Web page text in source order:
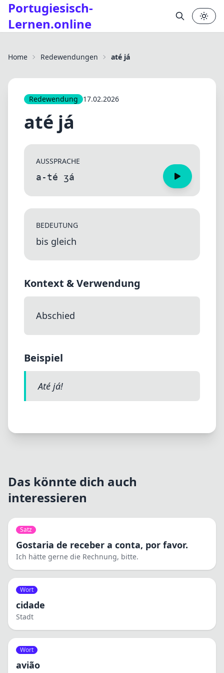
Portugiesisch-
Lernen.online
Home Redewendungen até já
Redewendung 17.02.2026
até já
AUSSPRACHE
a-té ʒá
BEDEUTUNG
bis gleich
Kontext & Verwendung
Abschied
Beispiel
Até já!
Das könnte dich auch
interessieren
Satz
Gostaria de receber a conta, por favor.
Ich hätte gerne die Rechnung, bitte.
Wort
cidade
Stadt
Wort
avião